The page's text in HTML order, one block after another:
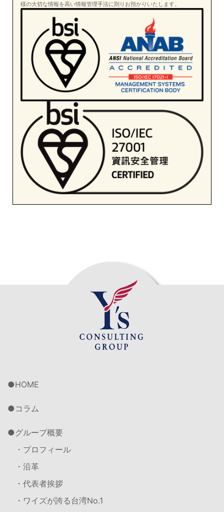
様の大切な情報を高い情報管理手法に則りお預かりいたします。
HOME
コラム
グループ概要
・プロフィール
・沿革
・代表者挨拶
・ワイズが誇る台湾No.1